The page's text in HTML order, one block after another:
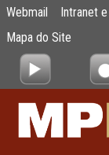
Pular para o
Vitória de
Webmail Intranet
Mapa do Site